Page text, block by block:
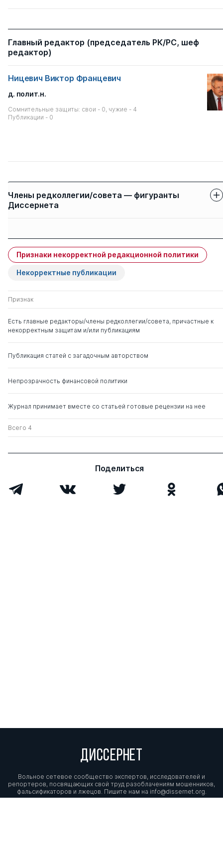
Главный редактор (председатель РК/РС, шеф
редактор)
Ницевич Виктор Францевич
д. полит.н.
Сомнительные защиты: свои - 0, чужие - 4
Публикации - 0
Члены редколлегии/совета — фигуранты
Диссернета
Кубрушко Петр
Федорович
д. пед.н. 0 7
Солнцев Алексей
Александрович
Поспелов Павел
Иванович
д. тех.н.
Признаки некорректной редакционной политики
Некорректные публикации
Признак
Есть главные редакторы/члены редколлегии/совета, причастные к
некорректным защитам и/или публикациям
Публикация статей с загадочным авторством
Непрозрачность финансовой политики
Журнал принимает вместе со статьей готовые рецензии на нее
Всего 4
Поделиться
ДИССЕРНЕТ
Вольное сетевое сообщество экспертов, исследователей и
репортеров, посвящающих свой труд разоблачениям мошенников,
фальсификаторов и лжецов. Пишите нам на info@dissernet.org.